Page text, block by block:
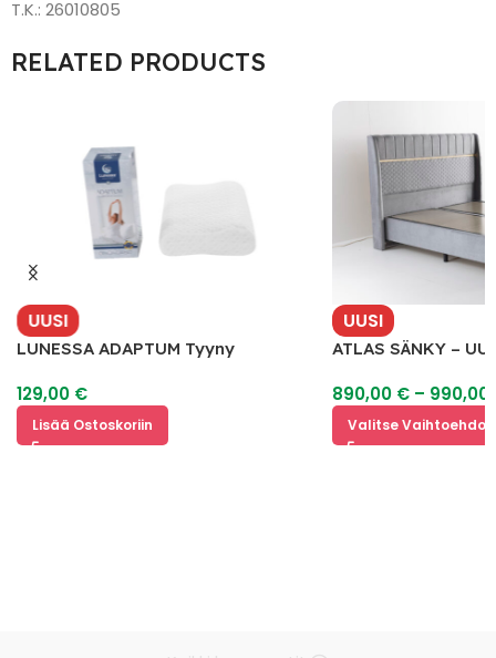
T.K.: 26010805
RELATED PRODUCTS
UUSI
LUNESSA ADAPTUM Tyyny
129,00 €
Lisää Ostoskoriin
UUSI
ATLAS SÄNKY –
890,00 € – 990,00
Valitse